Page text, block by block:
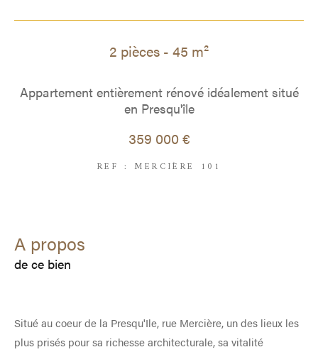
2 pièces - 45 m²
Appartement entièrement rénové idéalement situé
en Presqu'île
359 000 €
REF : MERCIÈRE 101
a propos
de ce bien
Situé au coeur de la Presqu'Ile, rue Mercière, un des lieux les
plus prisés pour sa richesse architecturale, sa vitalité